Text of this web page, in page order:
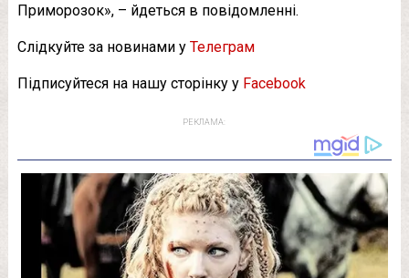
Приморозок», – йдеться в повідомленні.
Слідкуйте за новинами у Телеграм
Підписуйтеся на нашу сторінку у Facebook
РЕКЛАМА: